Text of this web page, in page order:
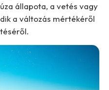
állapota, a vetés vagy
a változás mértékéről